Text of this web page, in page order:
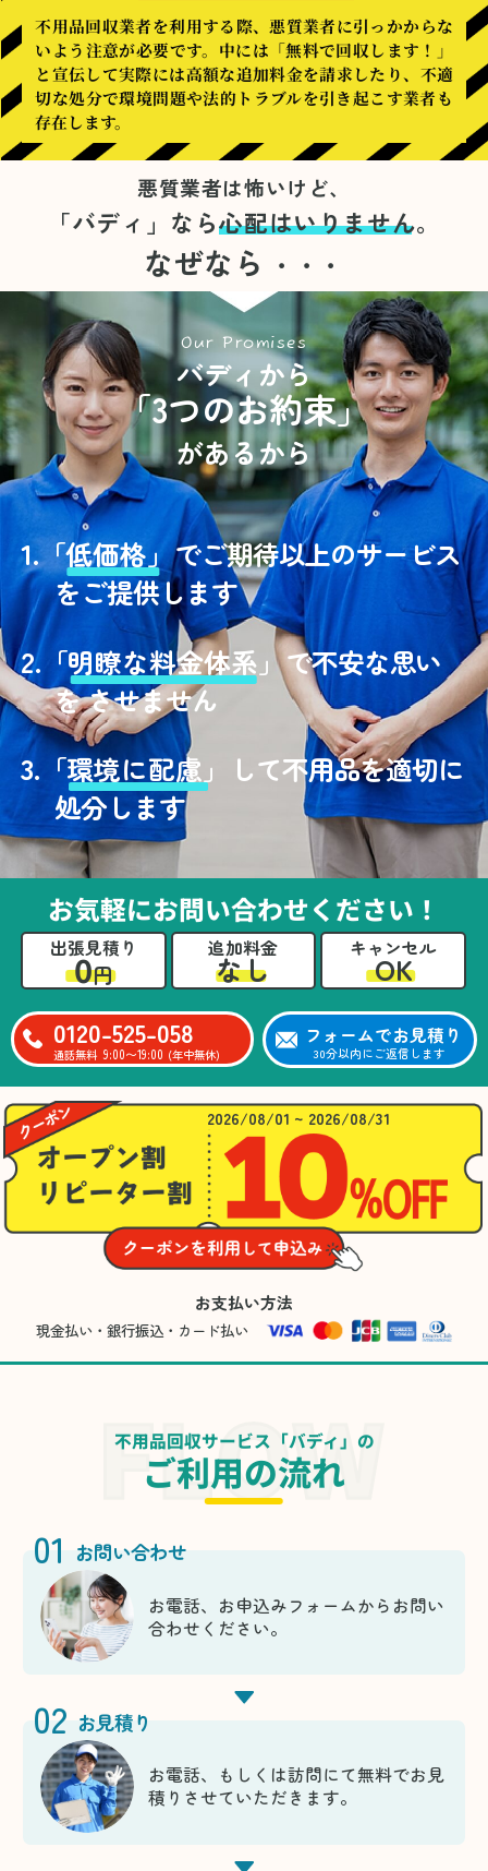
不用品回収業者を利用する際、悪質業者に引っかからな
いよう注意が必要です。中には「無料で回収します！」
と宣伝して実際には高額な追加料金を請求したり、不適
切な処分で環境問題や法的トラブルを引き起こす業者も
存在します。
悪質業者は怖いけど、
「バディ」なら心配はいりません。
なぜなら ・・・
Our Promises
バディから
「3つのお約束」
があるから
1.「低価格」でご期待以上のサービス
をご提供します
2.「明瞭な料金体系」で不安な思い
を させません
3. 「環境に配慮」
して不用品を適切に
処分します
お気軽にお問い合わせください！
出張見積り
0円
追加料金
なし
キャンセル
OK
0120-525-058
通話無料 9:00〜19:00 (年中無休)
フォームでお見積り
30分以内にご返信します
2026/08/01 ~ 2026/08/31
お支払い方法
現金払い・銀行振込・カード払い
不用品回収サービス「バディ」の
ご利用の流れ
01 お問い合わせ
お電話、お申込みフォームからお問い
合わせください。
02 お見積り
お電話、もしくは訪問にて無料でお見
積りさせていただきます。